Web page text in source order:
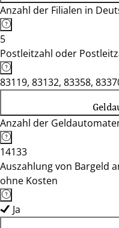
Anzahl der Filialen in
5
Postleitzahl oder
83119, 83132, 83358,
Anzahl der
14133
Auszahlung von Bargeld
ohne Kosten
Ja